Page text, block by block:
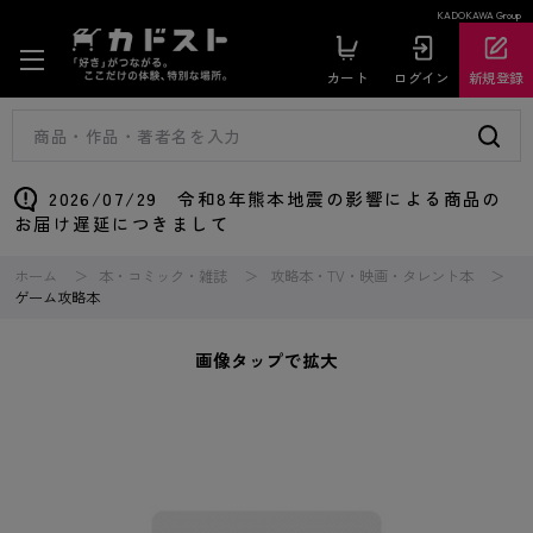
KADOKAWA Group
カート ログイン 新規登録
2026/07/29 令和8年熊本地震の影響による商品の
お届け遅延につきまして
ホーム 本・コミック・雑誌
攻略本・TV・映画・タレント本
ゲーム攻略本
画像タップで拡大